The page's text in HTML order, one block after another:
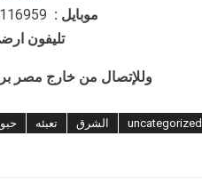
موبايل :
تليفون
وللإتصال من خارج مصر برجاء إضافة 002
uncategorized الشرق تعبئه